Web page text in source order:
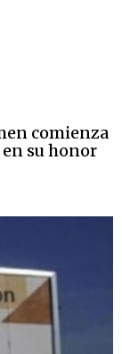
comienza
su honor